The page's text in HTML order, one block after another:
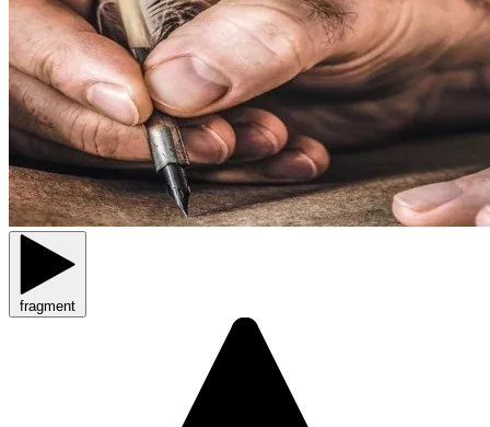
fragment